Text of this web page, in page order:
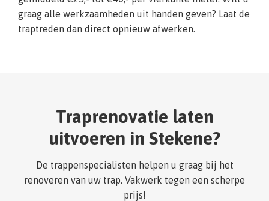
graag alle werkzaamheden uit handen geven? Laat de
traptreden dan direct opnieuw afwerken.
Traprenovatie laten
uitvoeren in Stekene?
De trappenspecialisten helpen u graag bij het
renoveren van uw trap. Vakwerk tegen een scherpe
prijs!